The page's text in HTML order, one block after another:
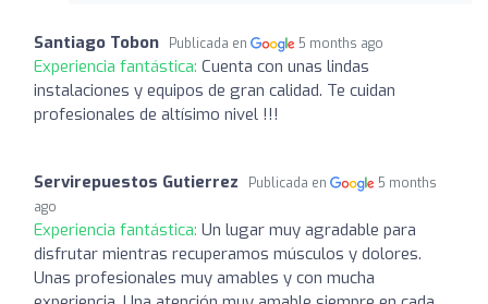
Santiago Tobon Publicada en 5 months ago
Experiencia fantástica: Cuenta con unas lindas
instalaciones y equipos de gran calidad. Te cuidan
profesionales de altísimo nivel !!!
Servirepuestos Gutierrez Publicada en
5 months
ago
Experiencia fantástica: Un lugar muy agradable para
disfrutar mientras recuperamos músculos y dolores.
Unas profesionales muy amables y con mucha